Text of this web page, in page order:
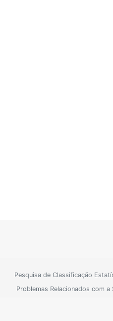
Pesquisa de Classificação
Problemas Relacionados com